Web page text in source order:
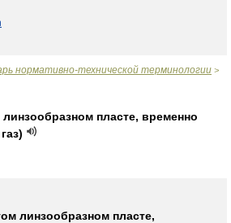
нормативно-технической терминологии >
пласте, временно
линзообразном пласте,